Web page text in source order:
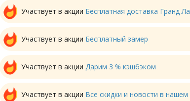
Участвует в акции Бесплатная доставка Гранд
Участвует в акции Бесплатный замер
Участвует в акции Дарим 3 % кэшбэком
Участвует в акции Все скидки и новости в